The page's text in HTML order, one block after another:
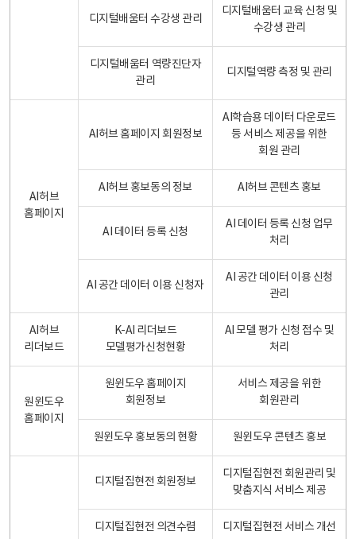
디지털배움터 수강생 관리
디지털배움터 교육 신청 및
수강생 관리
디지털배움터 역량진단자
관리
디지털역량 측정 및 관리
AI허브
홈페이지
AI허브 홈페이지 회원정보
AI학습용 데이터 다운로드
등 서비스 제공을 위한
회원 관리
AI허브 홍보동의 정보 AI허브 콘텐츠 홍보
AI 데이터 등록 신청
AI 데이터 등록 신청 업무
처리
AI 공간 데이터 이용 신청자
AI 공간 데이터 이용 신청
관리
AI허브
리더보드
K-AI 리더보드
모델평가신청현황
AI 모델 평가 신청 접수 및
처리
원윈도우
홈페이지
원윈도우 홈페이지
회원정보
서비스 제공을 위한
회원관리
원윈도우 홍보동의 현황 원윈도우 콘텐츠 홍보
디지털집현전 회원정보
디지털집현전 회원관리 및
맞춤지식 서비스 제공
디지털집현전 의견수렴 디지털집현전 서비스 개선